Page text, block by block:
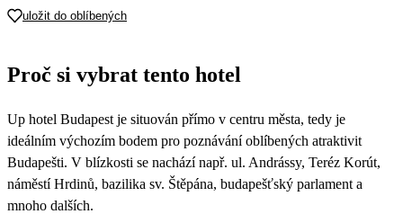
18 19
25
2 769
26 27 28
uložit do oblíbených
Proč si vybrat tento hotel
Up hotel Budapest je situován přímo v centru města, tedy je
ideálním výchozím bodem pro poznávání oblíbených atraktivit
Budapešti. V blízkosti se nachází např. ul. Andrássy, Teréz Korút,
náměstí Hrdinů, bazilika sv. Štěpána, budapešťský parlament a
mnoho dalších.